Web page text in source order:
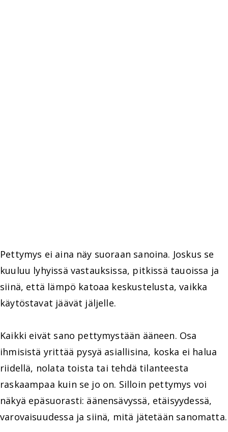
Pettymys ei aina näy suoraan sanoina. Joskus se
kuuluu lyhyissä vastauksissa, pitkissä tauoissa ja
siinä, että lämpö katoaa keskustelusta, vaikka
käytöstavat jäävät jäljelle.
Kaikki eivät sano pettymystään ääneen. Osa
ihmisistä yrittää pysyä asiallisina, koska ei halua
riidellä, nolata toista tai tehdä tilanteesta
raskaampaa kuin se jo on. Silloin pettymys voi
näkyä epäsuorasti: äänensävyssä, etäisyydessä,
varovaisuudessa ja siinä, mitä jätetään sanomatta.